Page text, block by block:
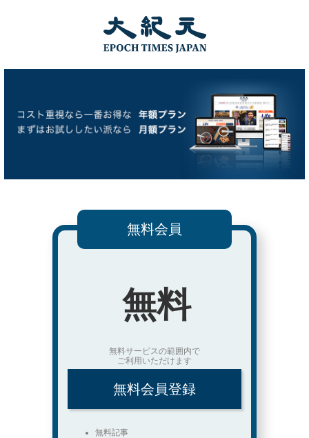
無料会員
無料
無料サービスの範囲内で
ご利用いただけます
無料会員登録
無料記事